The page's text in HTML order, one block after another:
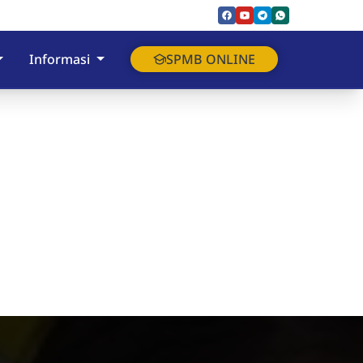
Informasi SPMB ONLINE